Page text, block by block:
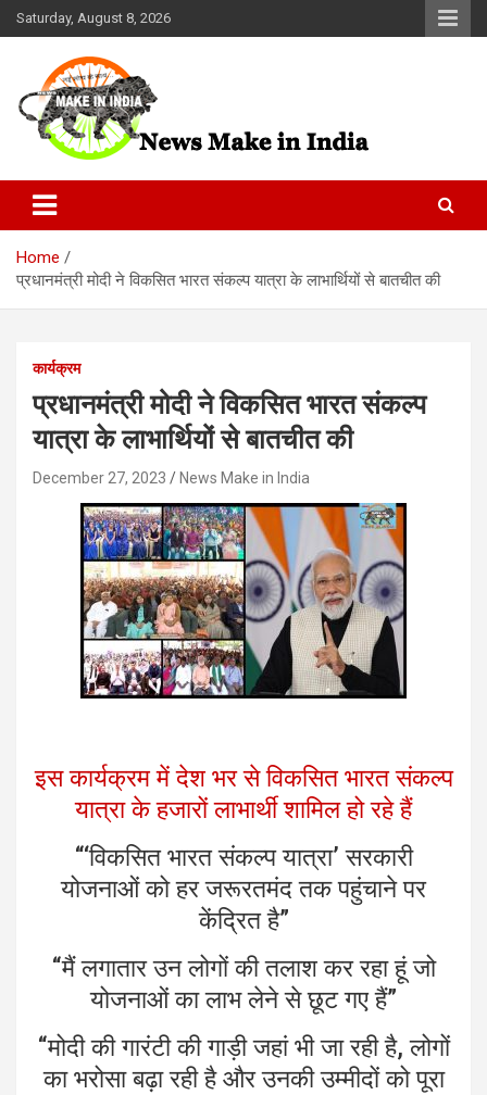
Skip
to
Saturday, August 8, 2026
News Make In india
Home
प्रधानमंत्री मोदी ने विकसित भारत संकल्प यात्रा के लाभार्थियों से बातचीत की
कार्यक्रम
प्रधानमंत्री मोदी ने विकसित भारत संकल्प
यात्रा के लाभार्थियों से बातचीत की
December 27, 2023 News Make in India
इस कार्यक्रम में देश भर से विकसित भारत संकल्प
यात्रा के हजारों लाभार्थी शामिल हो रहे हैं
“‘विकसित भारत संकल्प यात्रा’ सरकारी
योजनाओं को हर जरूरतमंद तक पहुंचाने पर
केंद्रित है”
“मैं लगातार उन लोगों की तलाश कर रहा हूं जो
योजनाओं का लाभ लेने से छूट गए हैं”
“मोदी की गारंटी की गाड़ी जहां भी जा रही है, लोगों
का भरोसा बढ़ा रही है और उनकी उम्मीदों को पूरा